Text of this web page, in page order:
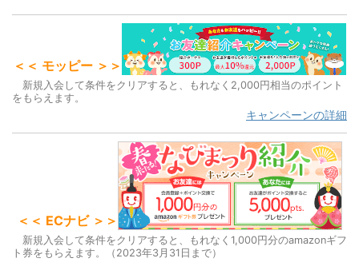
＜＜ モッピー ＞＞
新規入会して条件をクリアすると、もれなく2,000円相当のポイント
をもらえます。
キャンペーンの詳細
＜＜ ECナビ ＞＞
新規入会して条件をクリアすると、もれなく1,000円分のamazonギフ
ト券をもらえます。（2023年3月31日まで）